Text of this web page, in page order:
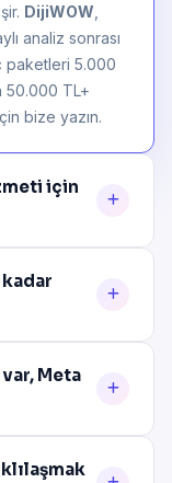
DijiWOW
analiz sonrası
paketleri 5.000
50.000 TL+
bize yazın.
için
kadar
Meta